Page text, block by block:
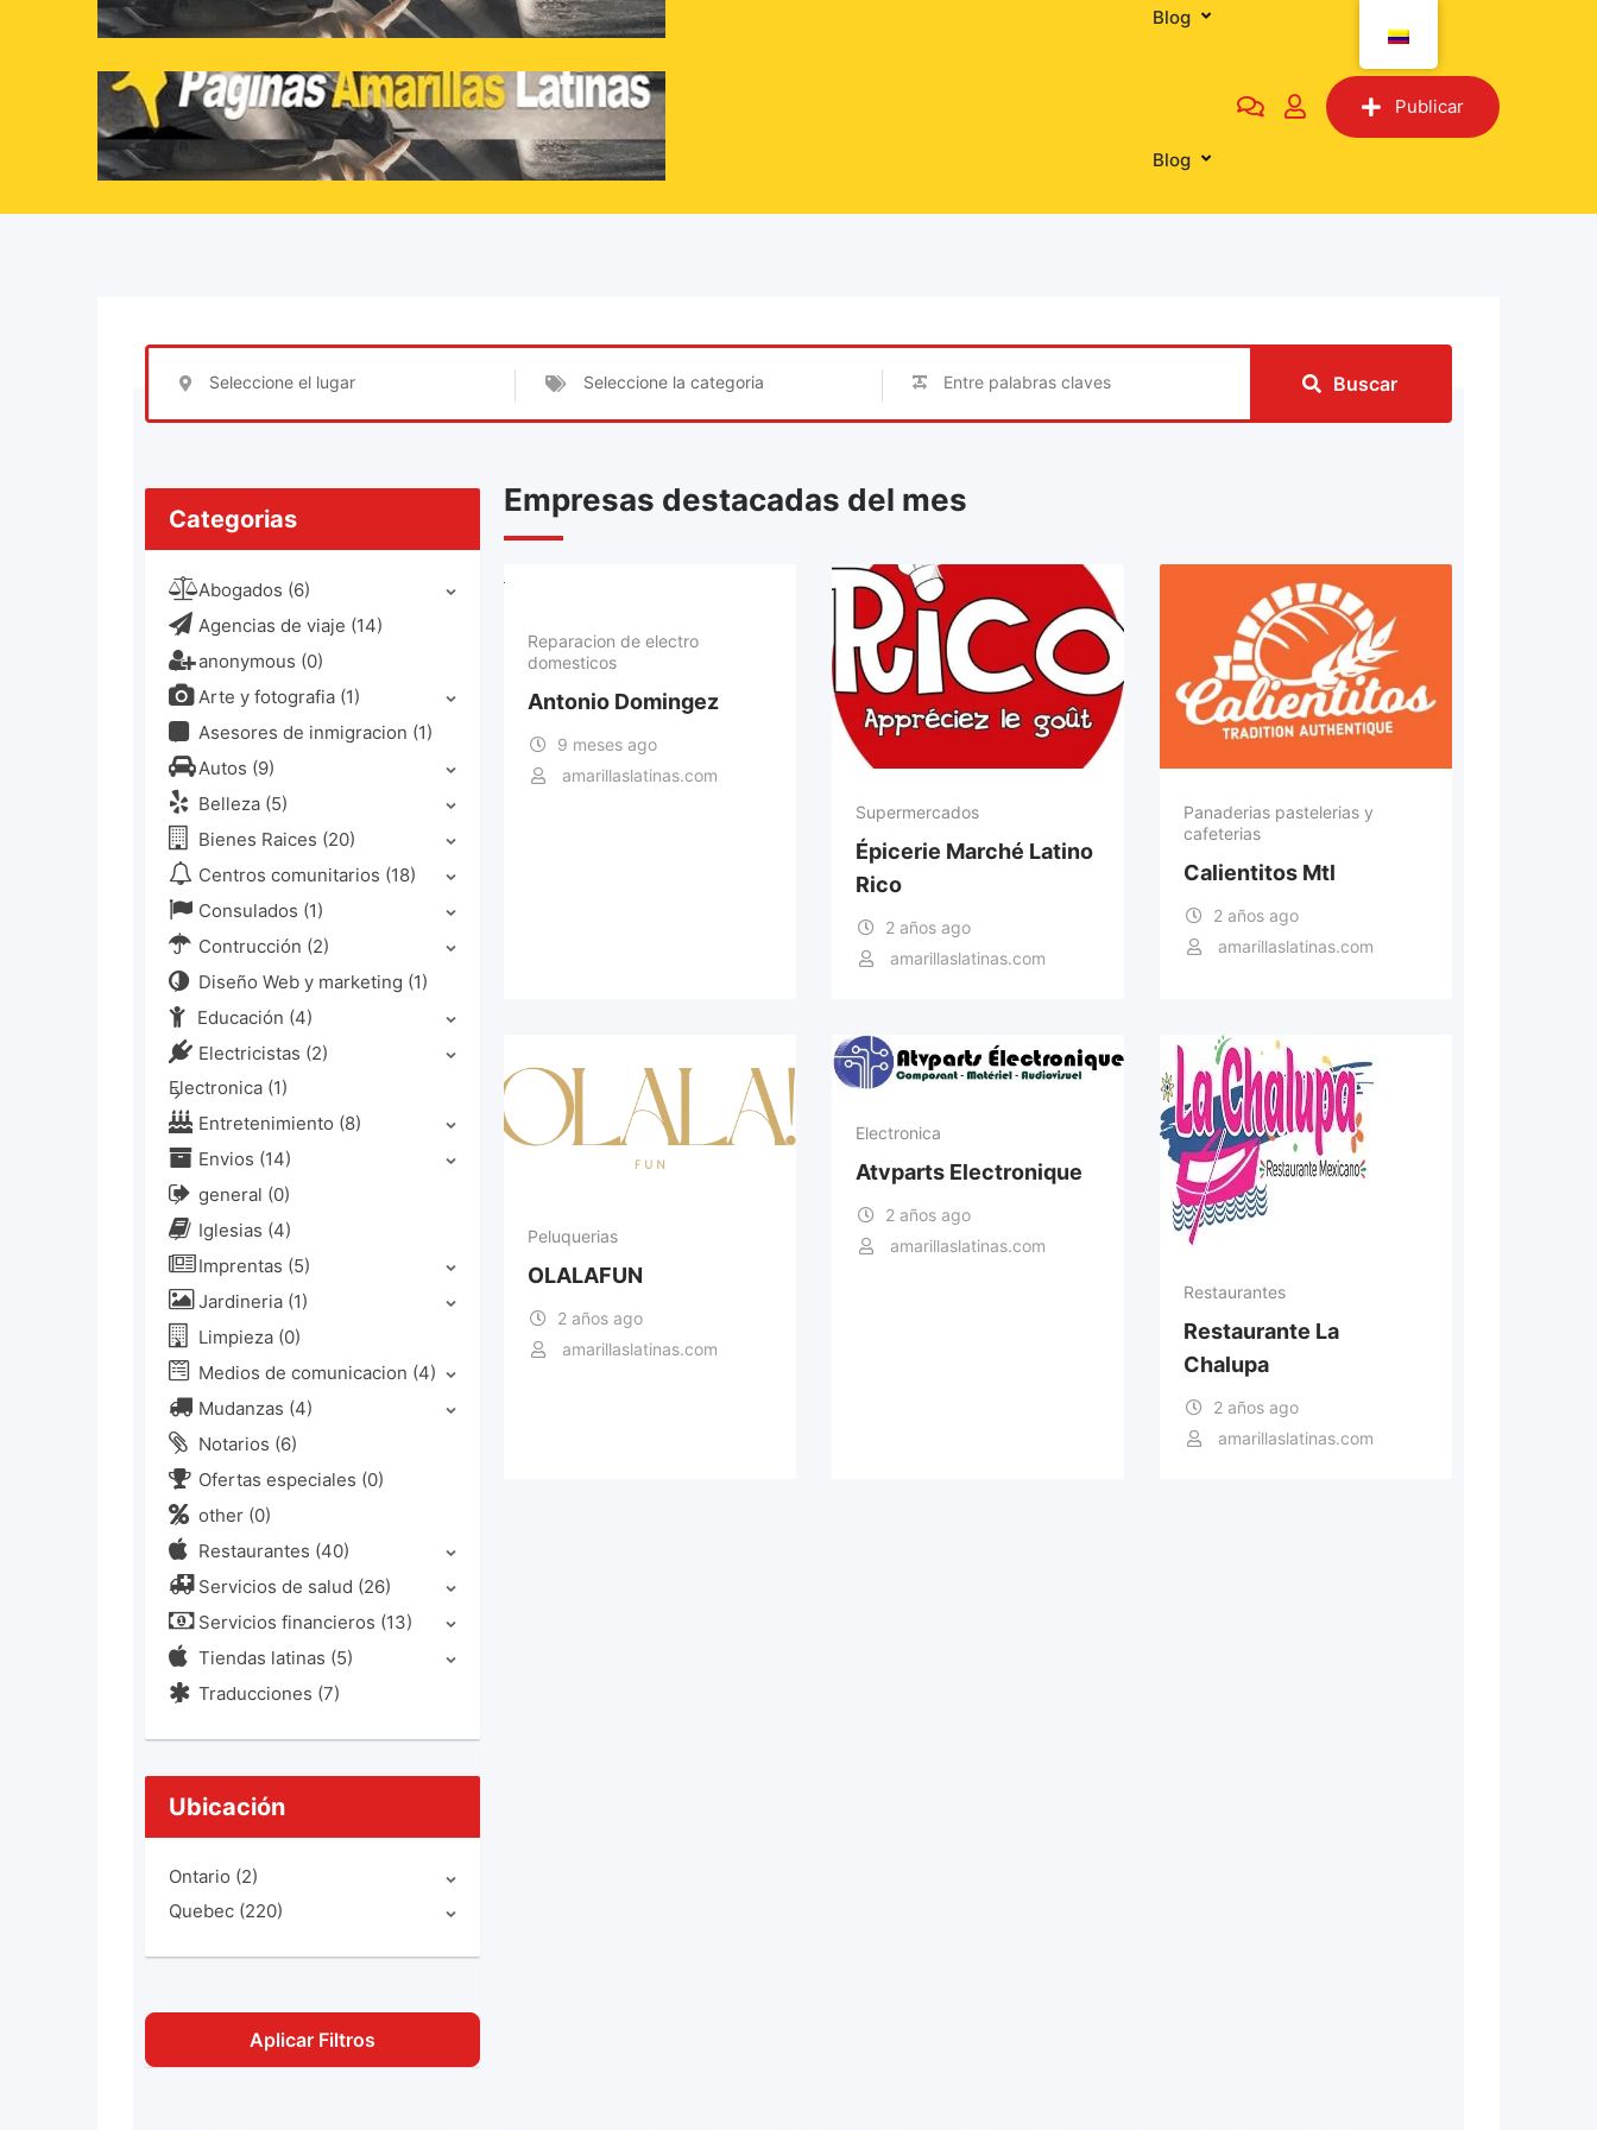
Blog
Publicar
Seleccione el lugar Seleccione la categoria Buscar
Categorias
Abogados (6)
Agencias de viaje (14)
anonymous (0)
Arte y fotografia (1)
Asesores de inmigracion (1)
Autos (9)
Belleza (5)
Bienes Raices (20)
Centros comunitarios (18)
Consulados (1)
Contrucción (2)
Diseño Web y marketing (1)
Educación (4)
Electricistas (2)
Electronica (1)
Entretenimiento (8)
Envios (14)
general (0)
Iglesias (4)
Imprentas (5)
Jardineria (1)
Limpieza (0)
Medios de comunicacion (4)
Mudanzas (4)
Notarios (6)
Ofertas especiales (0)
other (0)
Restaurantes (40)
Servicios de salud (26)
Servicios financieros (13)
Tiendas latinas (5)
Traducciones (7)
Ubicación
Ontario (2)
Quebec (220)
Aplicar Filtros
Empresas destacadas del mes
Reparacion de electro
domesticos
Antonio Domingez
9 meses ago
amarillaslatinas.com
Supermercados
Épicerie Marché Latino
Rico
2 años ago
amarillaslatinas.com
Panaderias pastelerias y
cafeterias
Calientitos Mtl
2 años ago
amarillaslatinas.com
Peluquerias
OLALAFUN
2 años ago
amarillaslatinas.com
Electronica
Atvparts Electronique
2 años ago
amarillaslatinas.com
Restaurantes
Restaurante La
Chalupa
2 años ago
amarillaslatinas.com
Blog